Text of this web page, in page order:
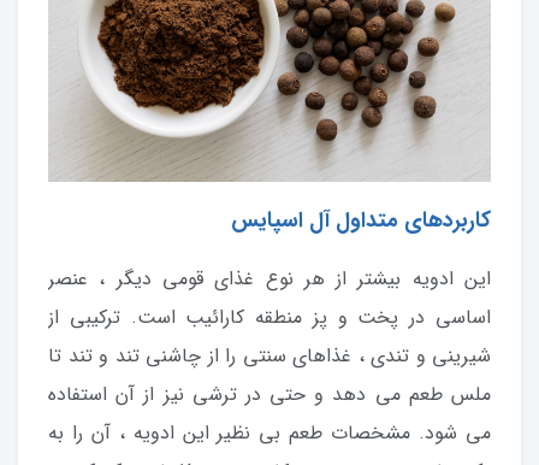
کاربردهای متداول آل اسپایس
این ادویه بیشتر از هر نوع غذای قومی دیگر ، عنصر
اساسی در پخت و پز منطقه کارائیب است. ترکیبی از
شیرینی و تندی ، غذاهای سنتی را از چاشنی تند و تند تا
ملس طعم می دهد و حتی در ترشی نیز از آن استفاده
می شود. مشخصات طعم بی نظیر این ادویه ، آن را به